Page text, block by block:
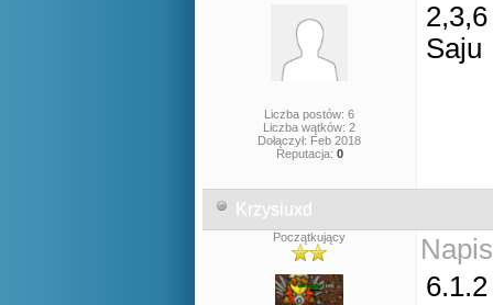
Liczba postów: 6
Liczba wątków: 2
Dołączył: Feb 2018
Reputacja: 0
2,3,6
Saju
Krzysiuxd
Początkujący